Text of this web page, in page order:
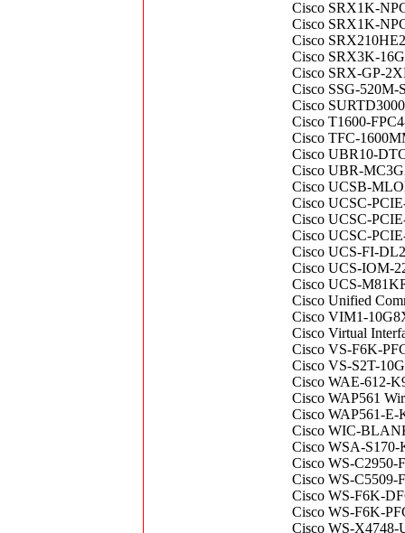
Cisco SRX1K-
Cisco SRX1K-
Cisco
Cisco SRX3K-
Cisco SRX-GP-
Cisco SSG-520M-
Cisco
Cisco T1600-
Cisco TFC-
Cisco UBR10-
Cisco UBR-
Cisco UCSB-
Cisco UCSC-
Cisco UCSC-
Cisco UCSC-
Cisco UCS-FI-
Cisco UCS-IOM-
Cisco UCS-
Cisco Unified
Cisco VIM1-
Cisco Virtual
Cisco VS-F6K-
Cisco VS-S2T-
Cisco WAE-612-
Cisco WAP561
Cisco WAP561-E-
Cisco WIC-
Cisco WSA-
Cisco WS-C2950-
Cisco WS-C5509-
Cisco WS-F6K-
Cisco WS-F6K-
Cisco WS-X4748-